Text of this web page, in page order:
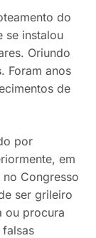
do
se instalou
Oriundo
Foram anos
de
por
em
Congresso
ser grileiro
ou procura
falsas